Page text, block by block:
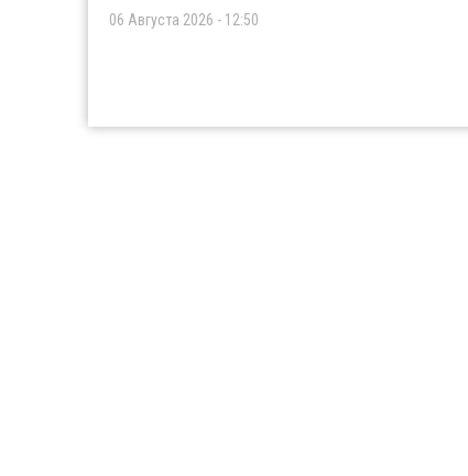
06 Августа 2026 - 12:50